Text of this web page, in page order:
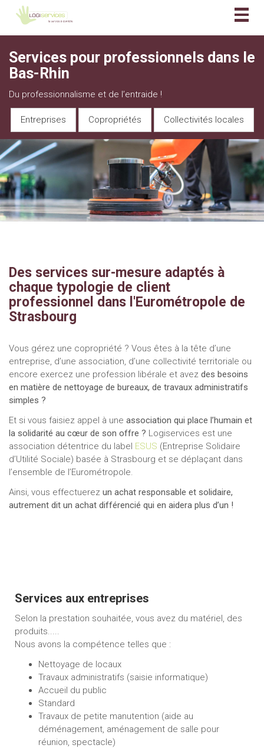
Services pour professionnels dans le
Bas-Rhin
Du professionnalisme et de l’entraide !
Entreprises Copropriétés Collectivités locales
Des services sur-mesure adaptés à
chaque typologie de client
professionnel dans l'Eurométropole de
Strasbourg
Vous gérez une copropriété ? Vous êtes à la tête d’une
entreprise, d’une association, d’une collectivité territoriale ou
encore exercez une profession libérale et avez des besoins
en matière de nettoyage de bureaux, de travaux administratifs
simples ?
Et si vous faisiez appel à une association qui place l’humain et
la solidarité au cœur de son offre ? Logiservices est une
association détentrice du label ESUS (Entreprise Solidaire
d’Utilité Sociale) basée à Strasbourg et se déplaçant dans
l’ensemble de l’Eurométropole.
Ainsi, vous effectuerez un achat responsable et solidaire,
autrement dit un achat différencié qui en aidera plus d’un !
Services aux entreprises
Selon la prestation souhaitée, vous avez du matériel, des
produits.....
Nous avons la compétence telles que :
Nettoyage de locaux
Travaux administratifs (saisie informatique)
Accueil du public
Standard
Travaux de petite manutention (aide au
déménagement, aménagement de salle pour
réunion, spectacle)